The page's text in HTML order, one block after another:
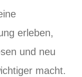
erleben,
und neu
macht.